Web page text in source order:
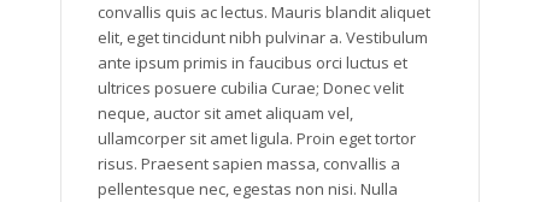
convallis quis ac lectus. Mauris blandit aliquet
elit, eget tincidunt nibh pulvinar a. Vestibulum
ante ipsum primis in faucibus orci luctus et
ultrices posuere cubilia Curae; Donec velit
neque, auctor sit amet aliquam vel,
ullamcorper sit amet ligula. Proin eget tortor
risus. Praesent sapien massa, convallis a
pellentesque nec, egestas non nisi. Nulla